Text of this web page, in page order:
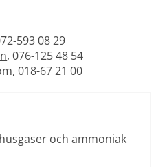
593 08 29
, 076-125 48 54
, 018-67 21 00
och ammoniak